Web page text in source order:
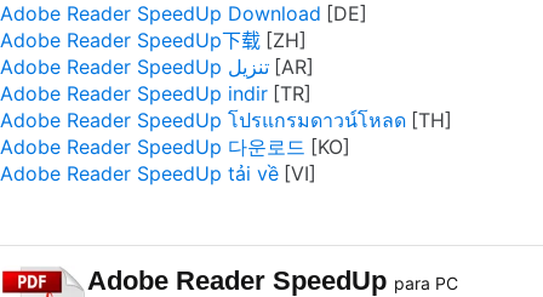
Adobe Reader SpeedUp Download
Adobe Reader SpeedUp下载
Adobe Reader SpeedUp تنزيل
Adobe Reader SpeedUp indir
Adobe Reader SpeedUp โปรแกรมดาวน์โหลด
Adobe Reader SpeedUp 다운로드
Adobe Reader SpeedUp tải về
Adobe Reader SpeedUp para PC